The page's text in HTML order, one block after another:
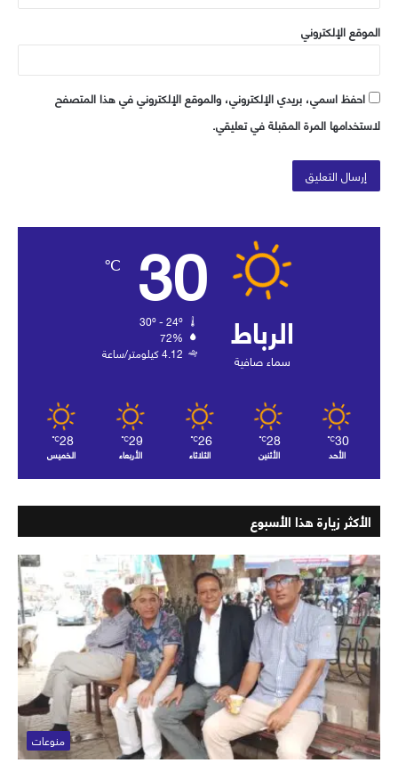
الموقع الإلكتروني
احفظ اسمي، بريدي الإلكتروني، والموقع الإلكتروني في هذا المتصفح
لاستخدامها المرة المقبلة في تعليقي.
الرباط
سماء صافية
30
℃
72%
4.12 كيلومتر/ساعة
30
℃
الأحد
28
℃
الأثنين
26
℃
الثلاثاء
29
℃
الأربعاء
28
℃
الخميس
الأكثر زيارة هذا الأسبوع
منوعات